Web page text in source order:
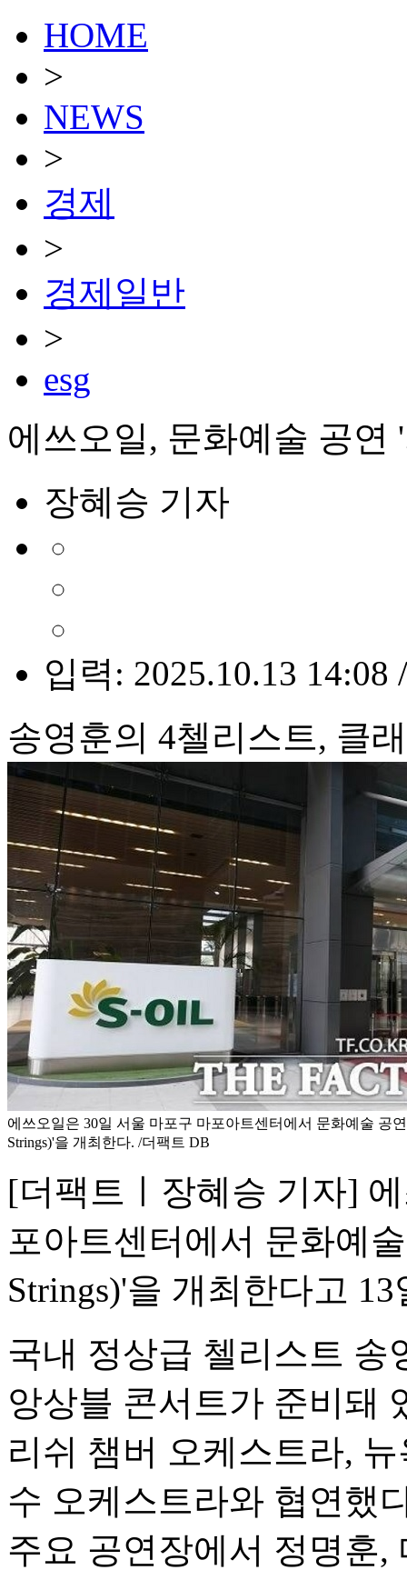
HOME
>
NEWS
>
경제
>
경제일반
>
esg
에쓰오일, 문화예술 공연
장혜승 기자
입력: 2025.10.13 14:08
송영훈의 4첼리스트, 클
에쓰오일은 30일 서울 마포구 마포아트센터에서 문화예술 공
Strings)'을 개최한다. /더팩트 DB
[더팩트ㅣ장혜승 기자]
포아트센터에서 문화예
Strings)'을 개최한다고
국내 정상급 첼리스트 송
앙상블 콘서트가 준비돼
리쉬 챔버 오케스트라,
수 오케스트라와 협연했
주요 공연장에서 정명훈,